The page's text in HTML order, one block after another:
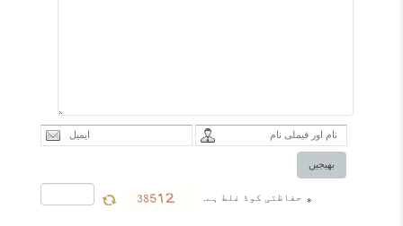
بھیجیں
* حفاظتی کوڈ غلط ہے.